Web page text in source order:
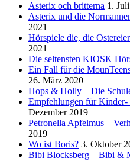
Asterix och britterna 1.
Asterix und die
2021
Hörspiele die, die
2021
Die seltensten KIOSK
Ein Fall für die
26. März 2020
Hops & Holly – Die
Empfehlungen für Kinder-
Dezember 2019
Petronella Apfelmus –
2019
Wo ist Boris? 3. Oktober
Bibi Blocksberg – Bibi &